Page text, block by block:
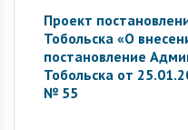
Проект
Тобольска «О
постановление
Тобольска от
№ 55